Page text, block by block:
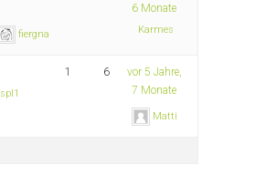
fiergna
6 Monate
Karmes
spl1
1 6
vor 5 Jahre,
7 Monate
Matti